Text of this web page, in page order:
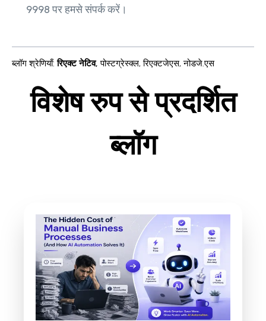
9998 पर हमसे संपर्क करें।
ब्लॉग श्रेणियाँ: रिएक्ट नेटिव, पोस्टग्रेस्क्ल,रिएक्टजेएस,नोडजे.एस
विशेष रुप से प्रदर्शित
ब्लॉग